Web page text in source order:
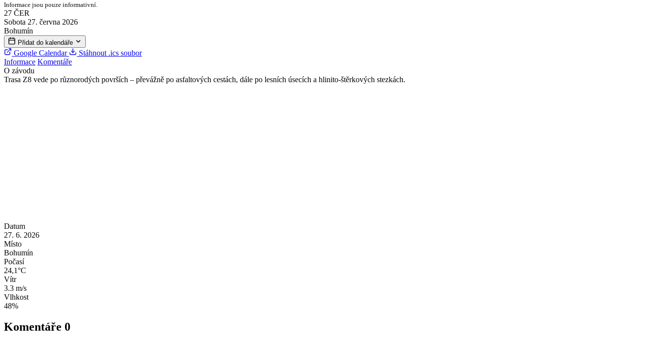
Informace jsou pouze informativní.
27 ČER
Sobota 27. června 2026
Bohumín
Přidat do kalendáře
Google Calendar
Stáhnout .ics soubor
Informace Komentáře
O závodu
Trasa Z8 vede po různorodých površích – převážně po asfaltových cestách, dále po lesních úsecích a hlinito-štěrkových stezkách.
Datum
27. 6. 2026
Místo
Bohumín
Počasí
24,1°C
Vítr
3.3 m/s
Vlhkost
48%
Komentáře 0